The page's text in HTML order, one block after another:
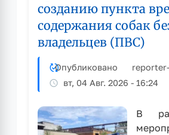
созданию пункта
содержания собак
владельцев (ПВС)
Опубликовано reporter-
вт, 04 Авг. 2026 - 16:24
⁣В